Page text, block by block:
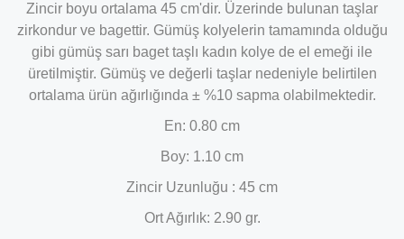
Zincir boyu ortalama 45 cm'dir. Üzerinde bulunan taşlar
zirkondur ve bagettir. Gümüş kolyelerin tamamında olduğu
gibi gümüş sarı baget taşlı kadın kolye de el emeği ile
üretilmiştir. Gümüş ve değerli taşlar nedeniyle belirtilen
ortalama ürün ağırlığında ± %10 sapma olabilmektedir.
En: 0.80 cm
Boy: 1.10 cm
Zincir Uzunluğu : 45 cm
Ort Ağırlık: 2.90 gr.